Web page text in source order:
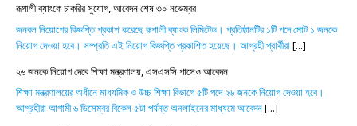
রূপালী ব্যাংকে চাকরির সুযোগ, আবেদন শেষ ৩০ নভেম্বর
জনবল নিয়োগের বিজ্ঞপ্তি প্রকাশ করেছে রূপালী ব্যাংক লিমিটেড। প্রতিষ্ঠানটির ১টি পদে মোট ১ জনকে
নিয়োগ দেওয়া হবে। সম্প্রতি এই নিয়োগ বিজ্ঞপ্তি প্রকাশিত হয়েছে। আগ্রহী প্রার্থীরা[...]
২৬ জনকে নিয়োগ দেবে শিক্ষা মন্ত্রণালয়, এসএসসি পাসেও আবেদন
শিক্ষা মন্ত্রণালয়ের অধীনে মাধ্যমিক ও উচ্চ শিক্ষা বিভাগে ৫টি পদে ২৬ জনকে নিয়োগ দেওয়া হবে।
আগ্রহীরা আগামী ৬ ডিসেম্বর বিকেল ৫টা পর্যন্ত অনলাইনের মাধ্যমে আবেদন[...]